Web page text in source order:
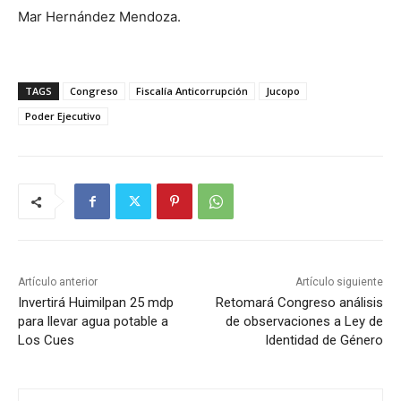
Mar Hernández Mendoza.
TAGS Congreso Fiscalía Anticorrupción
Jucopo
Poder Ejecutivo
Artículo anterior
Invertirá Huimilpan 25 mdp
para llevar agua potable a
Los Cues
Artículo siguiente
Retomará Congreso análisis
de observaciones a Ley de
Identidad de Género